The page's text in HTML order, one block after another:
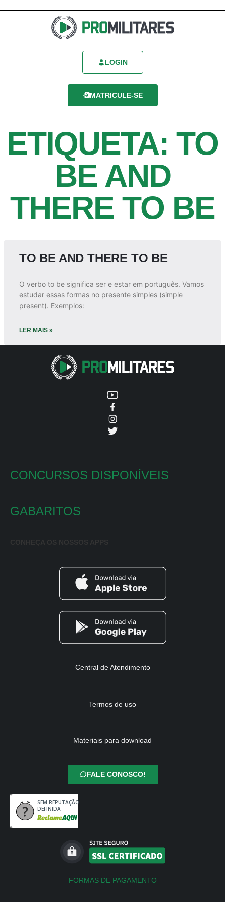
LOGIN
MATRICULE-SE
ETIQUETA: TO
BE AND
THERE TO BE
TO BE AND THERE TO BE
O verbo to be significa ser e estar em português. Vamos
estudar essas formas no presente simples (simple
present). Exemplos:
LER MAIS »
CONCURSOS DISPONÍVEIS
GABARITOS
CONHEÇA OS NOSSOS APPS
Central de Atendimento
Termos de uso
Materiais para download
FALE CONOSCO!
SEM REPUTAÇÃO
DEFINIDA
FORMAS DE PAGAMENTO